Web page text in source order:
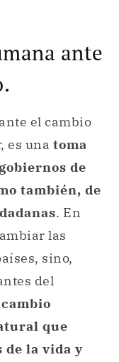
ante
el cambio
es una toma
de
también, de
. En
las
sino,
del
que
de la vida y